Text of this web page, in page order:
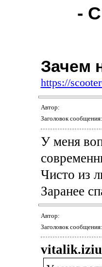
-
Зачем
https://
Автор:
Заголовок сообщения:
У меня
Чисто из
Заранее
Автор:
Заголовок сообщения: